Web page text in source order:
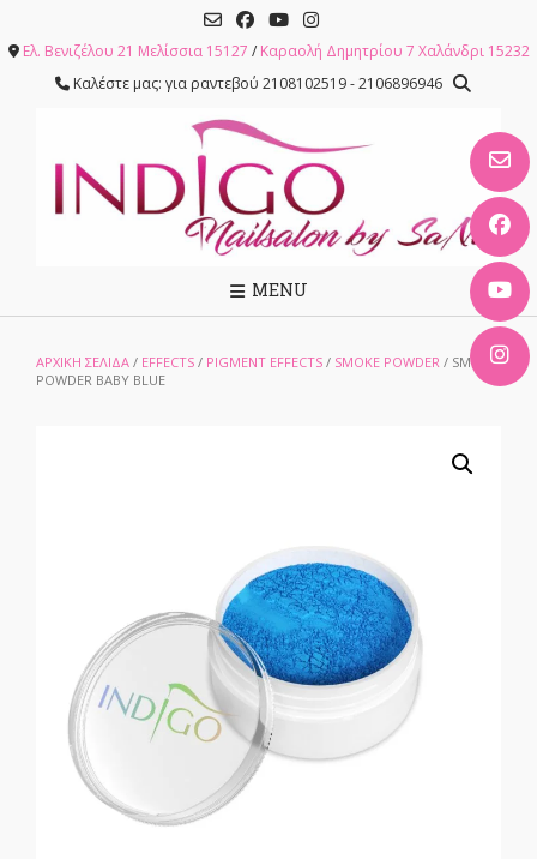
content
Ελ. Βενιζέλου 21 Μελίσσια 15127 / Καραολή Δημητρίου 7 Χαλάνδρι 15232
Καλέστε μας: για ραντεβού 2108102519 - 2106896946
MENU
ΑΡΧΙΚΉ ΣΕΛΊΔΑ / EFFECTS / PIGMENT EFFECTS / SMOKE POWDER / SMOKE
POWDER BABY BLUE